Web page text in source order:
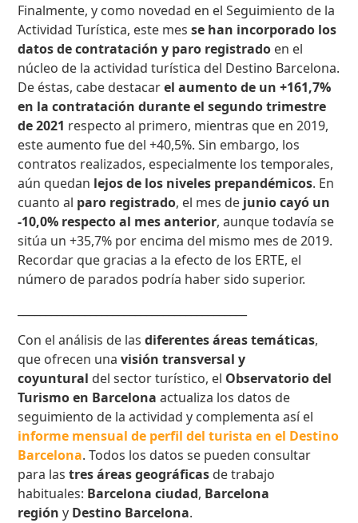
Finalmente, y como novedad en el Seguimiento de la
Actividad Turística, este mes se han incorporado los
datos de contratación y paro registrado en el
núcleo de la actividad turística del Destino Barcelona.
De éstas, cabe destacarel aumento de un +161,7%
en la contratación durante el segundo trimestre
de 2021 respecto al primero, mientras que en 2019,
este aumento fue del +40,5%. Sin embargo, los
contratos realizados, especialmente los temporales,
aún quedan lejos de los niveles prepandémicos. En
cuanto al paro registrado, el mes de junio cayó un
-10,0% respecto al mes anterior, aunque todavía se
sitúa un +35,7% por encima del mismo mes de 2019.
Recordar que gracias a la efecto de los ERTE, el
número de parados podría haber sido superior.
Con el análisis de lasdiferentes áreas temáticas,
que ofrecen unavisión transversal y
coyuntural del sector turístico, el Observatorio del
Turismo en Barcelona actualiza los datos de
seguimiento de la actividad y complementa así el
informe mensual de perfil del turista en el Destino
Barcelona. Todos los datos se pueden consultar
para lastres áreas geográficas de trabajo
habituales: Barcelona ciudad, Barcelona
regióny Destino Barcelona.